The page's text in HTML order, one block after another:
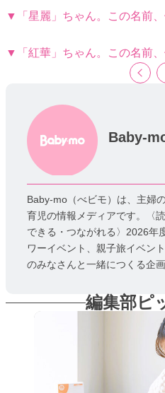
▼「星麗」ちゃん。この名前、
▼「紅華」ちゃん。この名前、
Baby-
Baby-mo（べビモ）は、主婦
育児の情報メディアです。〈
できる・つながれる〉2026年
ワーイベント、親子旅イベン
のみなさんと一緒につくる企
編集部ピ